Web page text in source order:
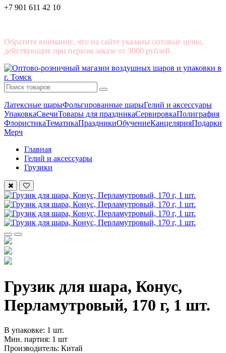
+7 901 611 42 10
Обратите внимание, что на сайте указаны оптовые цены,
действующие при первом заказе от 3000 рублей.
Латексные шарыФольгированные шарыГелий и аксессуары
УпаковкаСвечиТовары для праздникаСервировкаПолиграфия
ФлористикаТематикаПраздникиОбучениеКанцелярияПодарки
Мерч
Главная
Гелий и аксессуары
Грузики
Грузик для шара, Конус,
Перламутровый, 170 г, 1 шт.
В упаковке: 1 шт.
Мин. партия: 1 шт
Производитель: Китай